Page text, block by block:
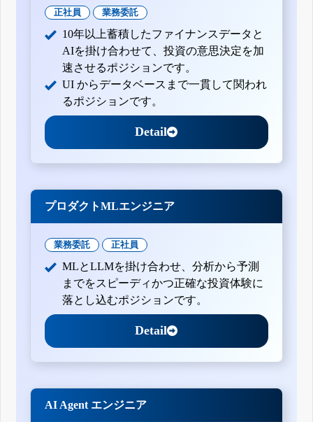
正社員 業務委託
10年以上蓄積したファイナンスデータと
AIを掛け合わせて、投資の意思決定を加
速させるポジションです。
UI からデータベースまで一貫して関われ
るポジションです。
Detail
プロダクトMLエンジニア
業務委託 正社員
MLとLLMを掛け合わせ、分析から予測
までをスピーディかつ正確な投資体験に
落とし込むポジションです。
Detail
AI Agent エンジニア